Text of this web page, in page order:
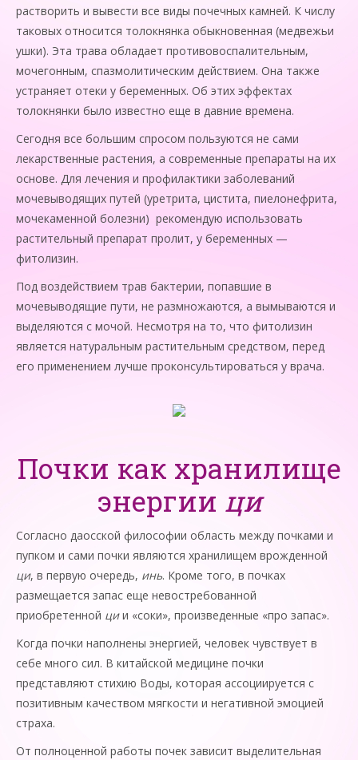
растворить и вывести все виды почечных камней. К числу
таковых относится толокнянка обыкновенная (медвежьи
ушки). Эта трава обладает противовоспалительным,
мочегонным, спазмолитическим действием. Она также
устраняет отеки у беременных. Об этих эффектах
толокнянки было известно еще в давние времена.
Сегодня все большим спросом пользуются не сами
лекарственные растения, а современные препараты на их
основе. Для лечения и профилактики заболеваний
мочевыводящих путей (уретрита, цистита, пиелонефрита,
мочекаменной болезни) рекомендую использовать
растительный препарат пролит, у беременных —
фитолизин.
Под воздействием трав бактерии, попавшие в
мочевыводящие пути, не размножаются, а вымываются и
выделяются с мочой. Несмотря на то, что фитолизин
является натуральным растительным средством, перед
его применением лучше проконсультироваться у врача.
Почки как хранилище
энергии ци
Согласно даосской философии область между почками и
пупком и сами почки являются хранилищем врожденной
ци, в первую очередь, инь. Кроме того, в почках
размещается за­пас еще невостребованной
приобретенной ции «соки», произведенные «про запас».
Когда почки наполнены энергией, человек чувствует в
себе много сил. В китайской медицине почки
представляют стихию Воды, которая ассоциируется с
позитивным качеством мягкости и негативной эмоцией
страха.
От полноценной работы почек зависит выделительная